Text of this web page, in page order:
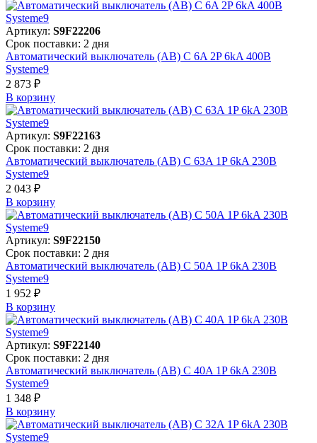
Артикул: S9F22206
Срок поставки: 2 дня
Автоматический выключатель (АВ) C 6A 2P 6kA 400В
Systeme9
2 873 ₽
В корзинy
Артикул: S9F22163
Срок поставки: 2 дня
Автоматический выключатель (АВ) C 63A 1P 6kA 230В
Systeme9
2 043 ₽
В корзинy
Артикул: S9F22150
Срок поставки: 2 дня
Автоматический выключатель (АВ) C 50A 1P 6kA 230В
Systeme9
1 952 ₽
В корзинy
Артикул: S9F22140
Срок поставки: 2 дня
Автоматический выключатель (АВ) C 40A 1P 6kA 230В
Systeme9
1 348 ₽
В корзинy